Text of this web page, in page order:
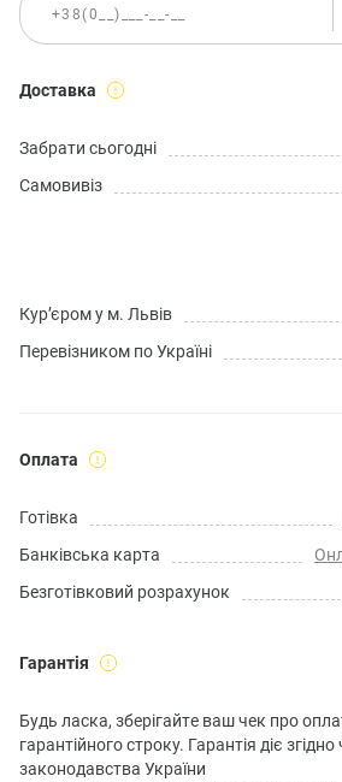
Доставка
Забрати сьогодні
Самовивіз
Кур’єром у м. Львів
Перевізником по Україні
Оплата
Готівка
Банківська карта
Безготівковий розрахунок
Гарантія
Будь ласка, зберігайте ваш чек про
гарантійного строку. Гарантія діє
законодавства України